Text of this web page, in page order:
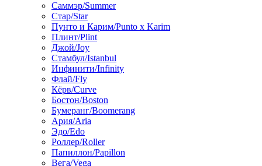
Саммэр/Summer
Стар/Star
Пунто и Карим/Punto x Karim
Плинт/Plint
Джой/Joy
Стамбул/Istanbul
Инфинити/Infinity
Флай/Fly
Кёрв/Curve
Бостон/Boston
Бумеранг/Boomerang
Ария/Aria
Эдо/Edo
Роллер/Roller
Папиллон/Papillon
Вега/Vega